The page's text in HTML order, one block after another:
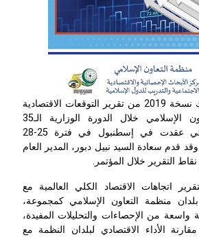
أطلق سيسرك نسخة 2019 من تقرير التوقعات الاقتصادية
لمنظمة التعاون الإسلامي خلال الدورة الوزارية الـ35
للكومسيك التي عقدت في إسطنبول في فترة 25-28
2019. وقد قدم سعادة السيد نبيل دبور، المدير العام
التقرير خلال المؤتمر.
اتجاهات الاقتصاد الكلي العالمية مع
منظمة التعاون الإسلامي كمجموعة،
من الإحصاءات والتحليلات المفيدة،
الأداء الاقتصادي لبلدان النظمة مع